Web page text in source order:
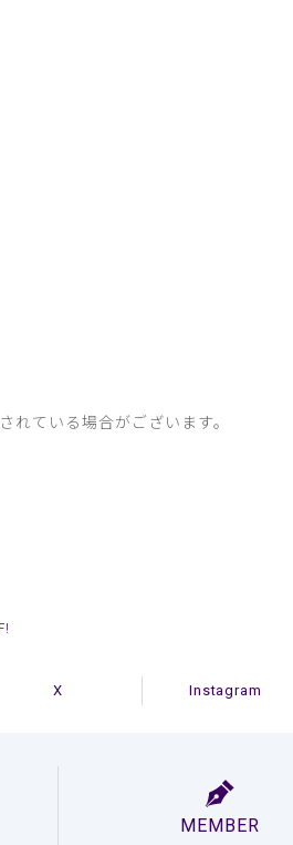
ている場合がございます。
X Instagram
MEMBER